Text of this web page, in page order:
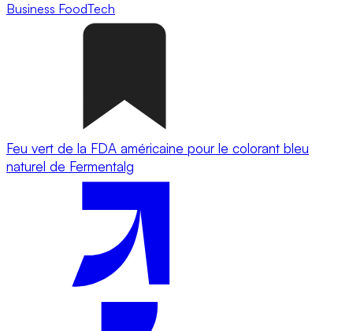
Business FoodTech
Feu vert de la FDA américaine pour le colorant bleu
naturel de Fermentalg